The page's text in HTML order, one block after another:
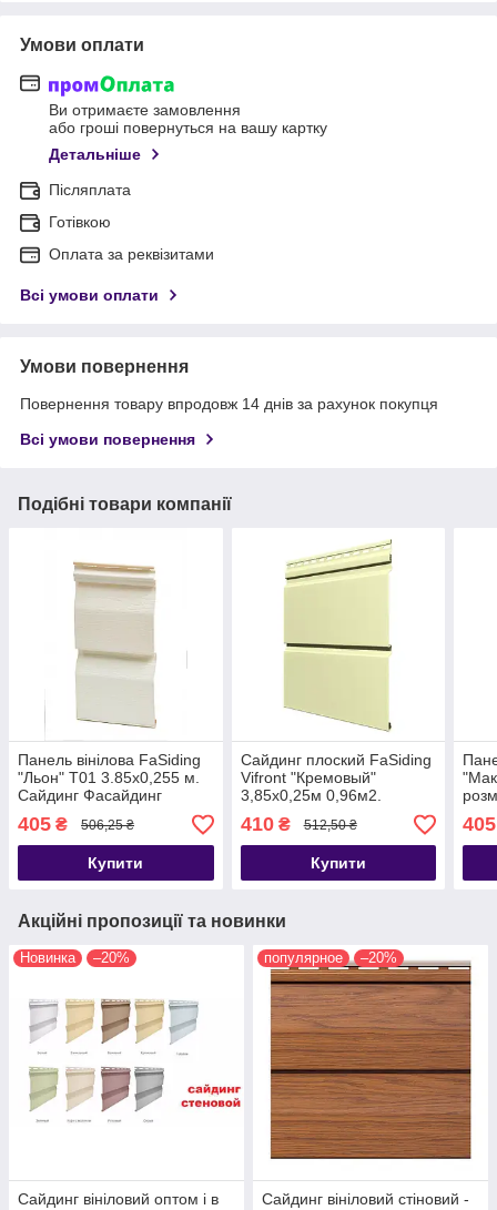
Умови оплати
Ви отримаєте замовлення
або гроші повернуться на вашу картку
Детальніше
Післяплата
Готівкою
Оплата за реквізитами
Всі умови оплати
Умови повернення
Повернення товару впродовж 14 днів за рахунок покупця
Всі умови повернення
Подібні товари компанії
Панель вінілова FaSiding
"Льон" Т01 3.85х0,255 м.
Сайдинг Фасайдинг
405 ₴ 506,25 ₴
Купити
Сайдинг плоский FaSiding
Vifront "Кремовый"
3,85x0,25м 0,96м2.
Доставка
410₴ 512,50 ₴
Купити
405
Акційні пропозиції та новинки
Новинка –20%
Сайдинг вініловий оптом і в
популярное –20%
Сайдинг вініловий стіновий -